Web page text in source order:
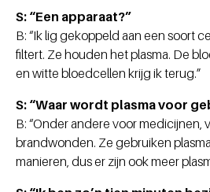
S: “Een apparaat?”
B: “Ik lig gekoppeld aan een soort
filtert. Ze houden het plasma. De
en witte bloedcellen krijg ik terug.”
S: “Waar wordt plasma voor
B: “Onder andere voor medicijnen,
brandwonden. Ze gebruiken
manieren, dus er zijn ook meer